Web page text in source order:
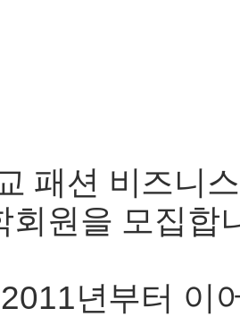
패션 비즈니
회원을 모집합
년부터 이